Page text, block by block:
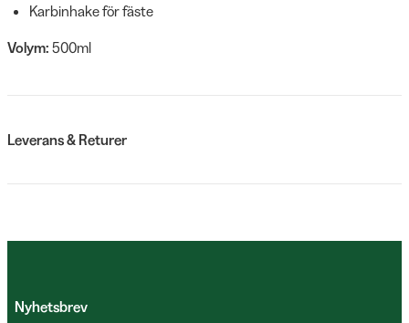
Karbinhake för fäste
Volym: 500ml
Leverans & Returer
Nyhetsbrev